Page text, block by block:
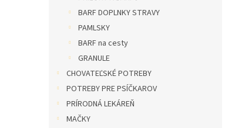
BARF DOPLNKY STRAVY
PAMLSKY
BARF na cesty
GRANULE
CHOVATEĽSKÉ POTREBY
POTREBY PRE PSÍČKAROV
PRÍRODNÁ LEKÁREŇ
MAČKY